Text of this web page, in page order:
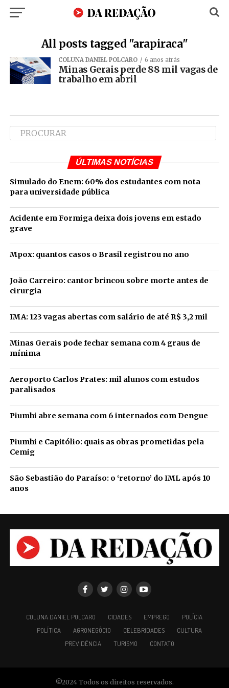
All posts tagged "arapiraca"
COLUNA DANIEL POLCARO 6 anos atrás
Minas Gerais perde 88 mil vagas de
trabalho em abril
ÚLTIMAS NOTÍCIAS
Simulado do Enem: 60% dos estudantes com nota
para universidade pública
Acidente em Formiga deixa dois jovens em estado
grave
Mpox: quantos casos o Brasil registrou no ano
João Carreiro: cantor brincou sobre morte antes de
cirurgia
IMA: 123 vagas abertas com salário de até R$ 3,2 mil
Minas Gerais pode fechar semana com 4 graus de
mínima
Aeroporto Carlos Prates: mil alunos com estudos
paralisados
Piumhi abre semana com 6 internados com Dengue
Piumhi e Capitólio: quais as obras prometidas pela
Cemig
São Sebastião do Paraíso: o ‘retorno’ do IML após 10
anos
COLUNA DANIEL POLCARO CIDADES EMPREGO
POLÍCIA
POLÍTICA
AGRONEGÓCIO CELEBRIDADES
CULTURA
PREVIDÊNCIA
TURISMO CONTATO
©2024 Todos os direitos reservados.